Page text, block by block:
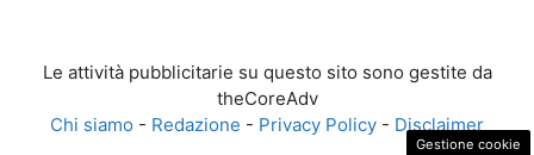
Le attività pubblicitarie su questo sito sono gestite da
theCoreAdv
Chi siamo - Redazione - Privacy Policy - Disclaimer
Gestione cookie